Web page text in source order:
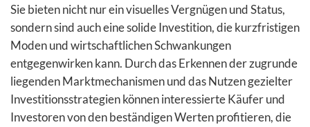
Sie bieten nicht nur ein visuelles Vergnügen und Status,
sondern sind auch eine solide Investition, die kurzfristigen
Moden und wirtschaftlichen Schwankungen
entgegenwirken kann. Durch das Erkennen der zugrunde
liegenden Marktmechanismen und das Nutzen gezielter
Investitionsstrategien können interessierte Käufer und
Investoren von den beständigen Werten profitieren, die